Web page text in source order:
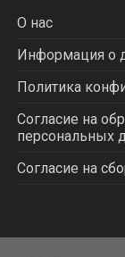
О нас
Информация о
Политика
Согласие на
персональных
Согласие на